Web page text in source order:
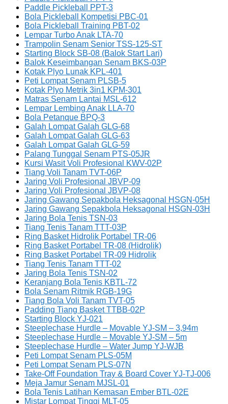
Paddle Pickleball PPT-3
Bola Pickleball Kompetisi PBC-01
Bola Pickleball Training PBT-02
Lempar Turbo Anak LTA-70
Trampolin Senam Senior TSS-125-ST
Starting Block SB-08 (Balok Start Lari)
Balok Keseimbangan Senam BKS-03P
Kotak Plyo Lunak KPL-401
Peti Lompat Senam PLSB-5
Kotak Plyo Metrik 3in1 KPM-301
Matras Senam Lantai MSL-612
Lempar Lembing Anak LLA-70
Bola Petanque BPQ-3
Galah Lompat Galah GLG-68
Galah Lompat Galah GLG-63
Galah Lompat Galah GLG-59
Palang Tunggal Senam PTS-05JR
Kursi Wasit Voli Profesional KWV-02P
Tiang Voli Tanam TVT-06P
Jaring Voli Profesional JBVP-09
Jaring Voli Profesional JBVP-08
Jaring Gawang Sepakbola Heksagonal HSGN-05H
Jaring Gawang Sepakbola Heksagonal HSGN-03H
Jaring Bola Tenis TSN-03
Tiang Tenis Tanam TTT-03P
Ring Basket Hidrolik Portabel TR-06
Ring Basket Portabel TR-08 (Hidrolik)
Ring Basket Portabel TR-09 Hidrolik
Tiang Tenis Tanam TTT-02
Jaring Bola Tenis TSN-02
Keranjang Bola Tenis KBTL-72
Bola Senam Ritmik RGB-19G
Tiang Bola Voli Tanam TVT-05
Padding Tiang Basket TTBB-02P
Starting Block YJ-021
Steeplechase Hurdle – Movable YJ-SM – 3,94m
Steeplechase Hurdle – Movable YJ-SM – 5m
Steeplechase Hurdle – Water Jump YJ-WJB
Peti Lompat Senam PLS-05M
Peti Lompat Senam PLS-07N
Take-Off Foundation Tray & Board Cover YJ-TJ-006
Meja Jamur Senam MJSL-01
Bola Tenis Latihan Kemasan Ember BTL-02E
Mistar Lompat Tinggi MLT-05